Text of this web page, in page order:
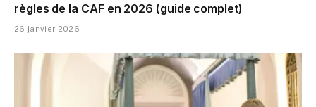
règles de la CAF en 2026 (guide complet)
26 janvier 2026